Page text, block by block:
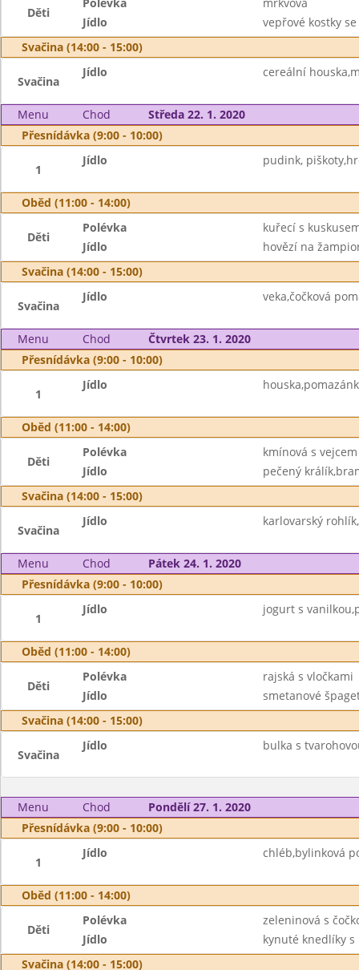
Děti
Jídlo
vepřové kostky
Svačina (14:00 - 15:00)
Svačina
Jídlo cereální
Menu Chod
Středa 22. 1. 2020
Přesnídávka (9:00 - 10:00)
1
Jídlo pudink,
Oběd (11:00 - 14:00)
Děti
Polévka
kuřecí s
Jídlo
hovězí na
Svačina (14:00 - 15:00)
Svačina
Jídlo veka,čočková
Menu Chod
Čtvrtek 23. 1. 2020
Přesnídávka (9:00 - 10:00)
1
Jídlo
Oběd (11:00 - 14:00)
Děti
Polévka
kmínová s vejcem
Jídlo
pečený
Svačina (14:00 - 15:00)
Svačina
Jídlo karlovarský
Menu Chod
Pátek 24. 1. 2020
Přesnídávka (9:00 - 10:00)
1
Jídlo jogurt s
Oběd (11:00 - 14:00)
Děti
Polévka
rajská s vločkami
Jídlo
smetanové
Svačina (14:00 - 15:00)
Svačina
Jídlo bulka s
Menu Chod
Pondělí 27. 1. 2020
Přesnídávka (9:00 - 10:00)
1
Jídlo chléb,bylinková
Oběd (11:00 - 14:00)
Děti
Polévka
zeleninová s
Jídlo
kynuté knedlíky
Svačina (14:00 - 15:00)